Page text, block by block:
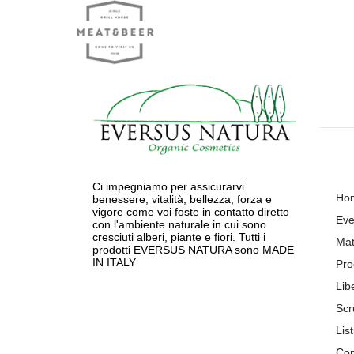
Ci impegniamo per assicurarvi
benessere, vitalità, bellezza, forza e
vigore come voi foste in contatto diretto
con l'ambiente naturale in cui sono
cresciuti alberi, piante e fiori. Tutti i
prodotti EVERSUS NATURA sono MADE
IN ITALY